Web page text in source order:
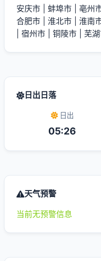
安庆市 蚌埠市 亳州
合肥市
淮北市 淮南
宿州市 铜陵市 芜
日出日落
日出
05:26
天气预警
当前无预警信息